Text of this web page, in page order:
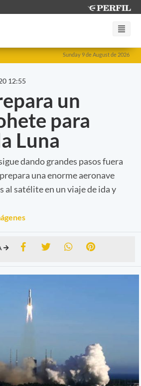
Sunday 9 de August de 2026
12:55
un
para
Luna
dando grandes pasos fuera
una enorme aeronave
al satélite en un viaje de ida y